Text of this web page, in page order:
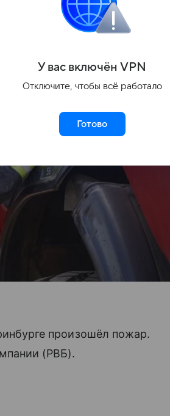
произошёл пожар.
(РВБ).
У вас включён VPN
Отключите, чтобы всё работало
Готово